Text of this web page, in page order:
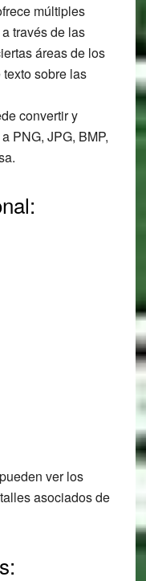
múltiples
través de las
áreas de los
sobre las
convertir y
PNG, JPG, BMP,
ver los
asociados de